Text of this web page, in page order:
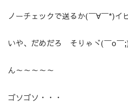
ノーチェックで送るか(￣∀￣*)イ
いや、だめだろ そりゃヾ(￣o￣
ん～～～～～
ゴソゴソ・・・